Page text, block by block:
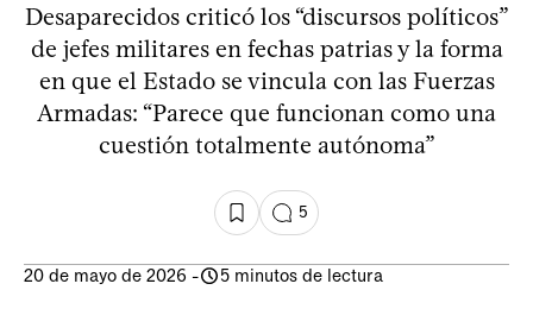
Desaparecidos criticó los “discursos políticos”
de jefes militares en fechas patrias y la forma
en que el Estado se vincula con las Fuerzas
Armadas: “Parece que funcionan como una
cuestión totalmente autónoma”
5
20 de mayo de 2026 - 5 minutos de lectura